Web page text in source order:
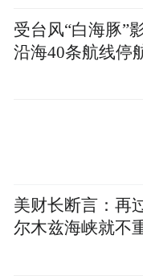
受台风“白海豚”
沿海40条航线停
美财长断言：再
尔木兹海峡就不